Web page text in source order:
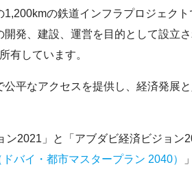
1,200kmの鉄道インフラプロジェク
発、建設、運営を目的として設立
有しています。
平なアクセスを提供し、経済発展
2021」と「アブダビ経済ビジョン
バイ・都市マスタープラン 2040）